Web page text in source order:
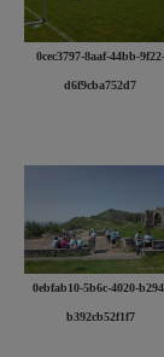
0cec3797-8aaf-44bb-9f22-
d6f9cba752d7
0ebfab10-5b6c-4020-
b392cb52f1f7